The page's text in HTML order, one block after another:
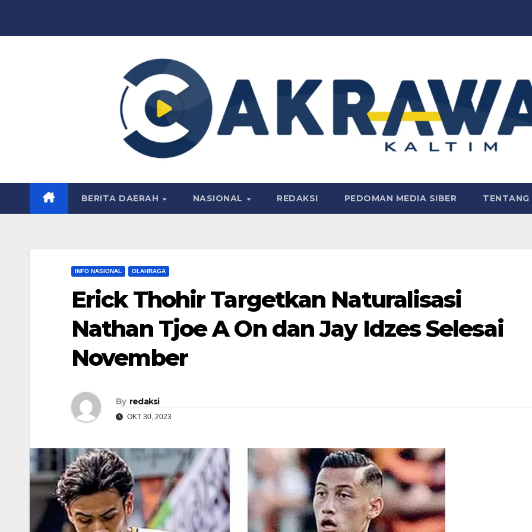
BERITA DAERAH NASIONAL REDAKSI PEDOMAN MEDIA SIBER TENTANG
INFO NASIONAL OLAHRAGA
Erick Thohir Targetkan Naturalisasi
Nathan Tjoe A On dan Jay Idzes Selesai
November
By redaksi
OKT 30, 2023